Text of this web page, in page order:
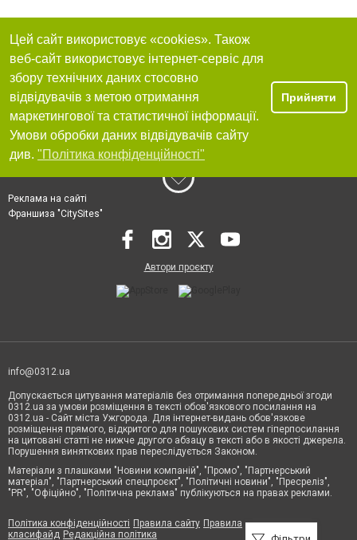
Цей сайт використовує «cookies». Також
веб-сайт використовує інтернет-сервіс для
збору технічних даних стосовно
відвідувачів з метою отримання
маркетингової та статистичної інформації.
Умови обробки даних відвідувачів сайту
див. "Політика конфіденційності"
Прийняти
Реклама на сайті
Франшиза "CitySites"
Автори проєкту
info@0312.ua
Допускається цитування матеріалів без отримання попередньої згоди
0312.ua за умови розміщення в тексті обов'язкового посилання на
0312.ua - Сайт міста Ужгорода. Для інтернет-видань обов'язкове
розміщення прямого, відкритого для пошукових систем гіперпосилання
на цитовані статті не нижче другого абзацу в тексті або в якості джерела.
Порушення виняткових прав переслідується Законом.
Матеріали з плашками "Новини компаній", "Промо", "Партнерський
матеріал", "Партнерський спецпроєкт", "Політичні новини", "Пресреліз",
"PR", "Офіційно", "Політична реклама" публікуються на правах реклами.
Політика конфіденційності Правила сайту Правила
класифайд Редакційна політика